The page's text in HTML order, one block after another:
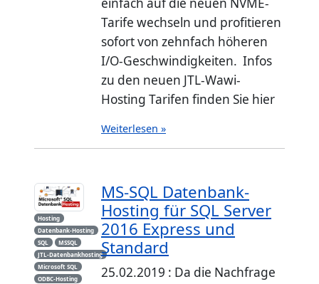
Tarife wechseln und profitieren
sofort von zehnfach höheren
I/O-Geschwindigkeiten. Infos
zu den neuen JTL-Wawi-
Hosting Tarifen finden Sie hier
Weiterlesen »
Hosting
Datenbank-Hosting
SQL
MSSQL
JTL-Datenbankhosting
Microsoft SQL
ODBC-Hosting
MS-SQL Datenbank-
Hosting für SQL Server
2016 Express und
Standard
25.02.2019 : Da die Nachfrage